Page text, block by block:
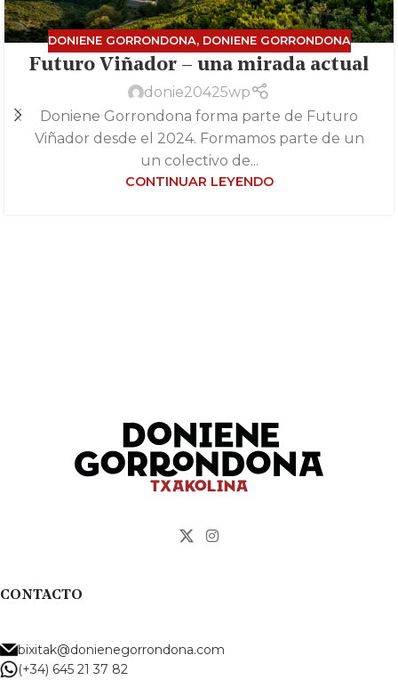
DONIENE GORRONDONA, DONIENE GORRONDONA
Futuro Viñador – una mirada actual
donie20425wp
Doniene Gorrondona forma parte de Futuro
Viñador desde el 2024. Formamos parte de un
un colectivo de...
CONTINUAR LEYENDO
CONTACTO
bixitak@donienegorrondona.com
(+34) 645 21 37 82